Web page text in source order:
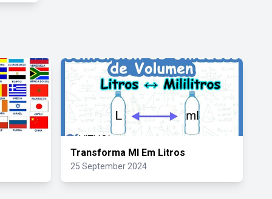
Transforma Ml Em Litros
25 September 2024